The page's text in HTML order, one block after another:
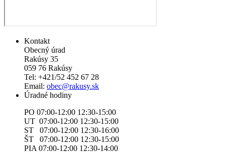
Kontakt
Obecný úrad
Rakúsy 35
059 76 Rakúsy
Tel: +421/52 452 67 28
Email: obec@rakusy.sk
Úradné hodiny
PO 07:00-12:00 12:30-15:00
UT 07:00-12:00 12:30-15:00
ST 07:00-12:00 12:30-16:00
ŠT 07:00-12:00 12:30-15:00
PIA 07:00-12:00 12:30-14:00